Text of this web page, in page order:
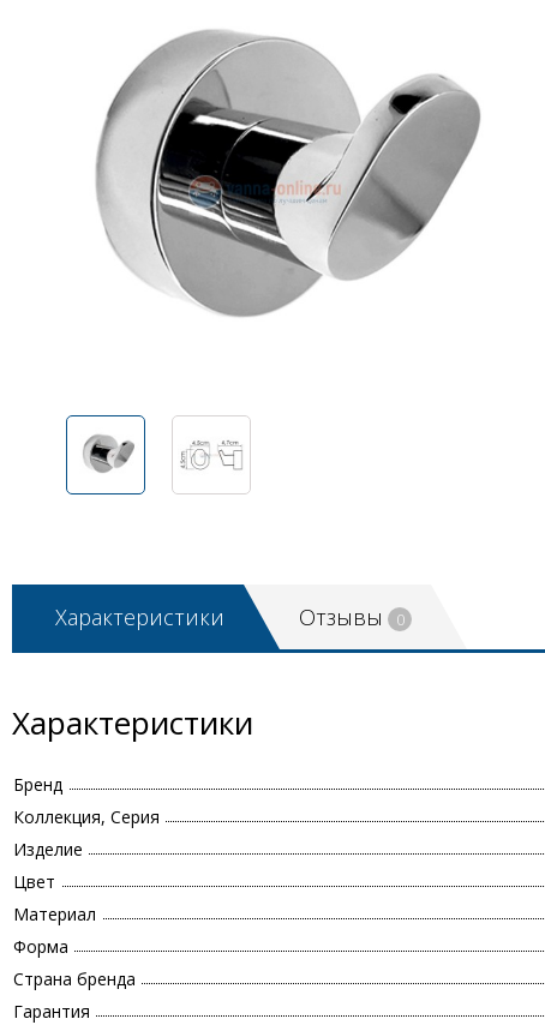
Характеристики Отзывы 0
Характеристики
Бренд
Коллекция, Серия
Изделие
Цвет
Материал
Форма
Страна бренда
Гарантия